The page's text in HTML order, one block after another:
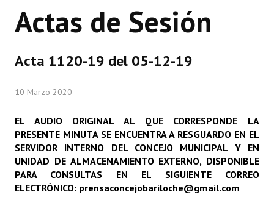
CONCEJO
Comisiones Especiales
Concejales Mandato Cumplido
Programas
Actas de Sesión
Acta 1120-19 del 05-12-19
10 Marzo 2020
EL AUDIO ORIGINAL AL QUE CORRESPONDE LA
PRESENTE MINUTA SE ENCUENTRA A RESGUARDO EN EL
SERVIDOR INTERNO DEL CONCEJO MUNICIPAL Y EN
UNIDAD DE ALMACENAMIENTO EXTERNO, DISPONIBLE
PARA CONSULTAS EN EL SIGUIENTE CORREO
ELECTRÓNICO: prensaconcejobariloche@gmail.com